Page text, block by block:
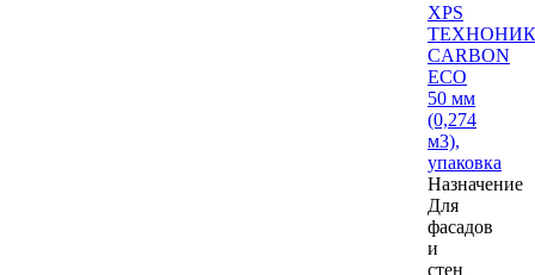
XPS
CARBON
ECO
50 мм
(0,274
м3),
упаковка
Назначение
Для
фасадов
и
стен